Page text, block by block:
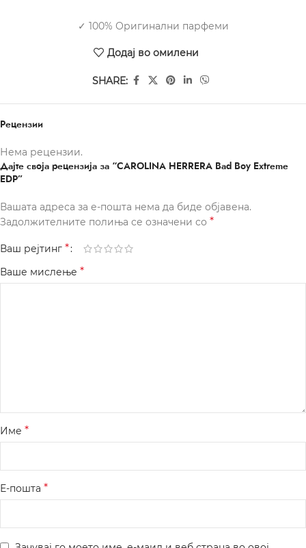
✓ 100% Оригинални парфеми
Додај во омилени
SHARE:
Рецензии
Нема рецензии.
Дајте своја рецензија за “CAROLINA HERRERA Bad Boy Extreme
EDP”
Вашата адреса за е-пошта нема да биде објавена.
Задолжителните полиња се означени со *
Ваш рејтинг *
Ваше мислење *
Име *
Е-пошта *